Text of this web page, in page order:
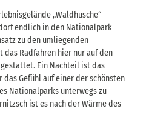
„Waldhusche“
endlich in den Nationalpark
zu den umliegenden
das Radfahren hier nur auf den
Ein Nachteil ist das
das Gefühl auf einer der schönsten
Nationalparks unterwegs zu
ist es nach der Wärme des